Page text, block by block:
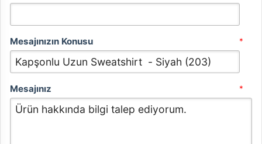
Mesajınızın Konusu *
Mesajınız *